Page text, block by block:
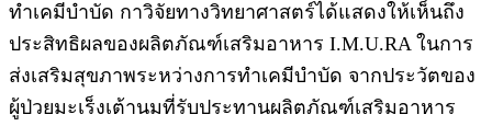
ทำเคมีบำบัด กาวิจัยทางวิทยาศาสตร์ได้แสดงให้เห็นถึง
ประสิทธิผลของผลิตภัณฑ์เสริมอาหาร I.M.U.RA ในการ
ส่งเสริมสุขภาพระหว่างการทำเคมีบำบัด จากประวัตของ
ผู้ป่วยมะเร็งเต้านมที่รับประทานผลิตภัณฑ์เสริมอาหาร